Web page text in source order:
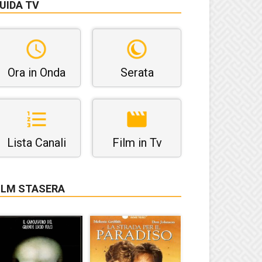
TV
Ora in Onda Serata
Lista Canali Film in Tv
STASERA